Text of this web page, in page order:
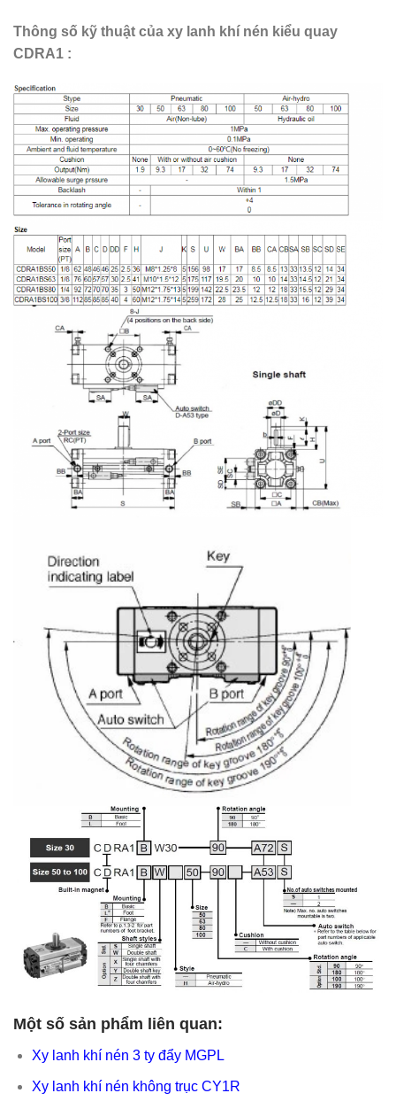
Thông số kỹ thuật của xy lanh khí nén kiểu quay
CDRA1 :
Một số sản phẩm liên quan:
Xy lanh khí nén 3 ty đẩy MGPL
Xy lanh khí nén không trục CY1R